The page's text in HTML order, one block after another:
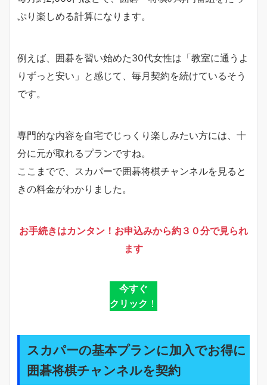
ぷり楽しめる計算になります。
例えば、囲碁を習い始めた30代女性は「教室に通うよ
りずっと安い」と感じて、毎月契約を続けているそう
です。
専門的な内容を自宅でじっくり楽しみたい方には、十
分に元が取れるプランですね。
ここまでで、スカパーで囲碁将棋チャンネルを見ると
きの料金がわかりました。
お手続きはカンタン！お申込みから約３０分で見られ
ます
今すぐ
クリック ！
スカパーの基本プランに加入でお得に
囲碁将棋チャンネルを契約